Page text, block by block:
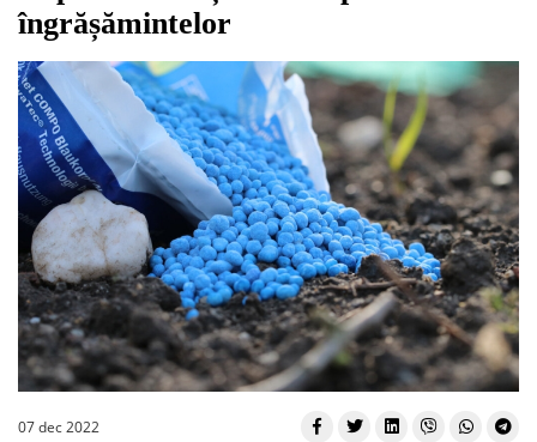
îngrășămintelor
07 dec 2022